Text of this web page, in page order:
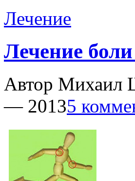
Лечение
Лечение
Автор Михаил
— 20135